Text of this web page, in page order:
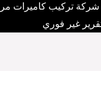
شركة تركيب كاميرات
غير فوري